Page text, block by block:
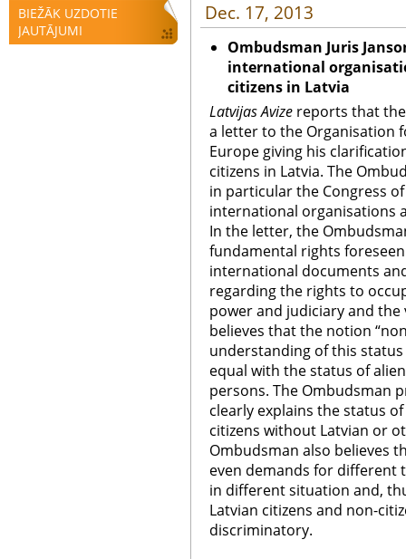
BIEŽĀK UZDOTIE
JAUTĀJUMI
Dec. 17, 2013
Ombudsman Juris
international
citizens in Latvia
Latvijas Avize reports that the
a letter to the Organisation
Europe giving his
citizens in Latvia. The
in particular the Congress
international organisations
In the letter, the
fundamental rights
international documents
regarding the rights to
power and judiciary and
believes that the notion
understanding of this
equal with the status of
persons. The Ombudsman
clearly explains the status
citizens without Latvian or
Ombudsman also believes
even demands for different
in different situation and,
Latvian citizens and non-
discriminatory.